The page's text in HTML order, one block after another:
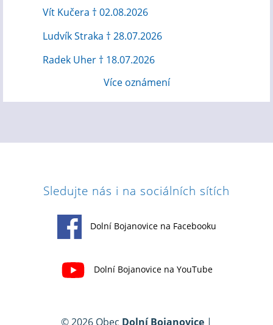
Vít Kučera † 02.08.2026
Ludvík Straka † 28.07.2026
Radek Uher † 18.07.2026
Více oznámení
Sledujte nás i na sociálních sítích
Dolní Bojanovice na Facebooku
Dolní Bojanovice na YouTube
© 2026 Obec Dolní Bojanovice |